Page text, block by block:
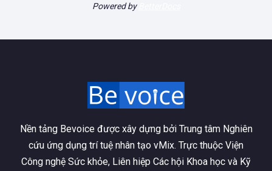
Powered by
Nền tảng Bevoice được xây dựng bởi Trung tâm Nghiên
cứu ứng dụng trí tuệ nhân tạo vMix. Trực thuộc Viện
Công nghệ Sức khỏe, Liên hiệp Các hội Khoa học và Kỹ